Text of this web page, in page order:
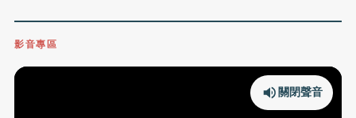
影音專區
關閉聲音